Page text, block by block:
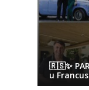
🇷🇸✨
u